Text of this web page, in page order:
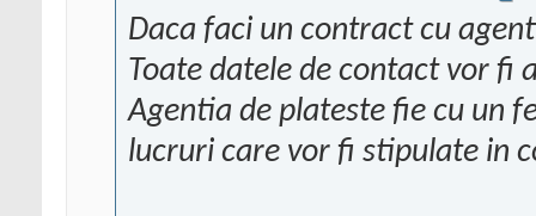
Daca faci un contract cu
Toate datele de contact vor fi
Agentia de plateste fie cu un
lucruri care vor fi stipulate in